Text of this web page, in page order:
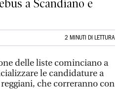
a Scandiano e
2 MINUTI DI LETTURA
delle liste cominciano a
le candidature a
che correranno con